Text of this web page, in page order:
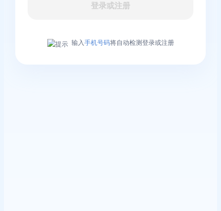
登录或注册
输入手机号码将自动检测登录或注册